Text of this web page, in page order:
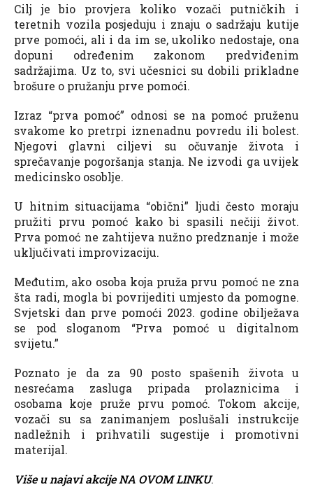
Cilj je bio provjera koliko vozači putničkih i
teretnih vozila posjeduju i znaju o sadržaju kutije
prve pomoći, ali i da im se, ukoliko nedostaje, ona
dopuni određenim zakonom predviđenim
sadržajima. Uz to, svi učesnici su dobili prikladne
brošure o pružanju prve pomoći.
Izraz “prva pomoć” odnosi se na pomoć pruženu
svakome ko pretrpi iznenadnu povredu ili bolest.
Njegovi glavni ciljevi su očuvanje života i
sprečavanje pogoršanja stanja. Ne izvodi ga uvijek
medicinsko osoblje.
U hitnim situacijama “obični” ljudi često moraju
pružiti prvu pomoć kako bi spasili nečiji život.
Prva pomoć ne zahtijeva nužno predznanje i može
uključivati improvizaciju.
Međutim, ako osoba koja pruža prvu pomoć ne zna
šta radi, mogla bi povrijediti umjesto da pomogne.
Svjetski dan prve pomoći 2023. godine obilježava
se pod sloganom “Prva pomoć u digitalnom
svijetu.”
Poznato je da za 90 posto spašenih života u
nesrećama zasluga pripada prolaznicima i
osobama koje pruže prvu pomoć. Tokom akcije,
vozači su sa zanimanjem poslušali instrukcije
nadležnih i prihvatili sugestije i promotivni
materijal.
Više u najavi akcije NA OVOM LINKU.